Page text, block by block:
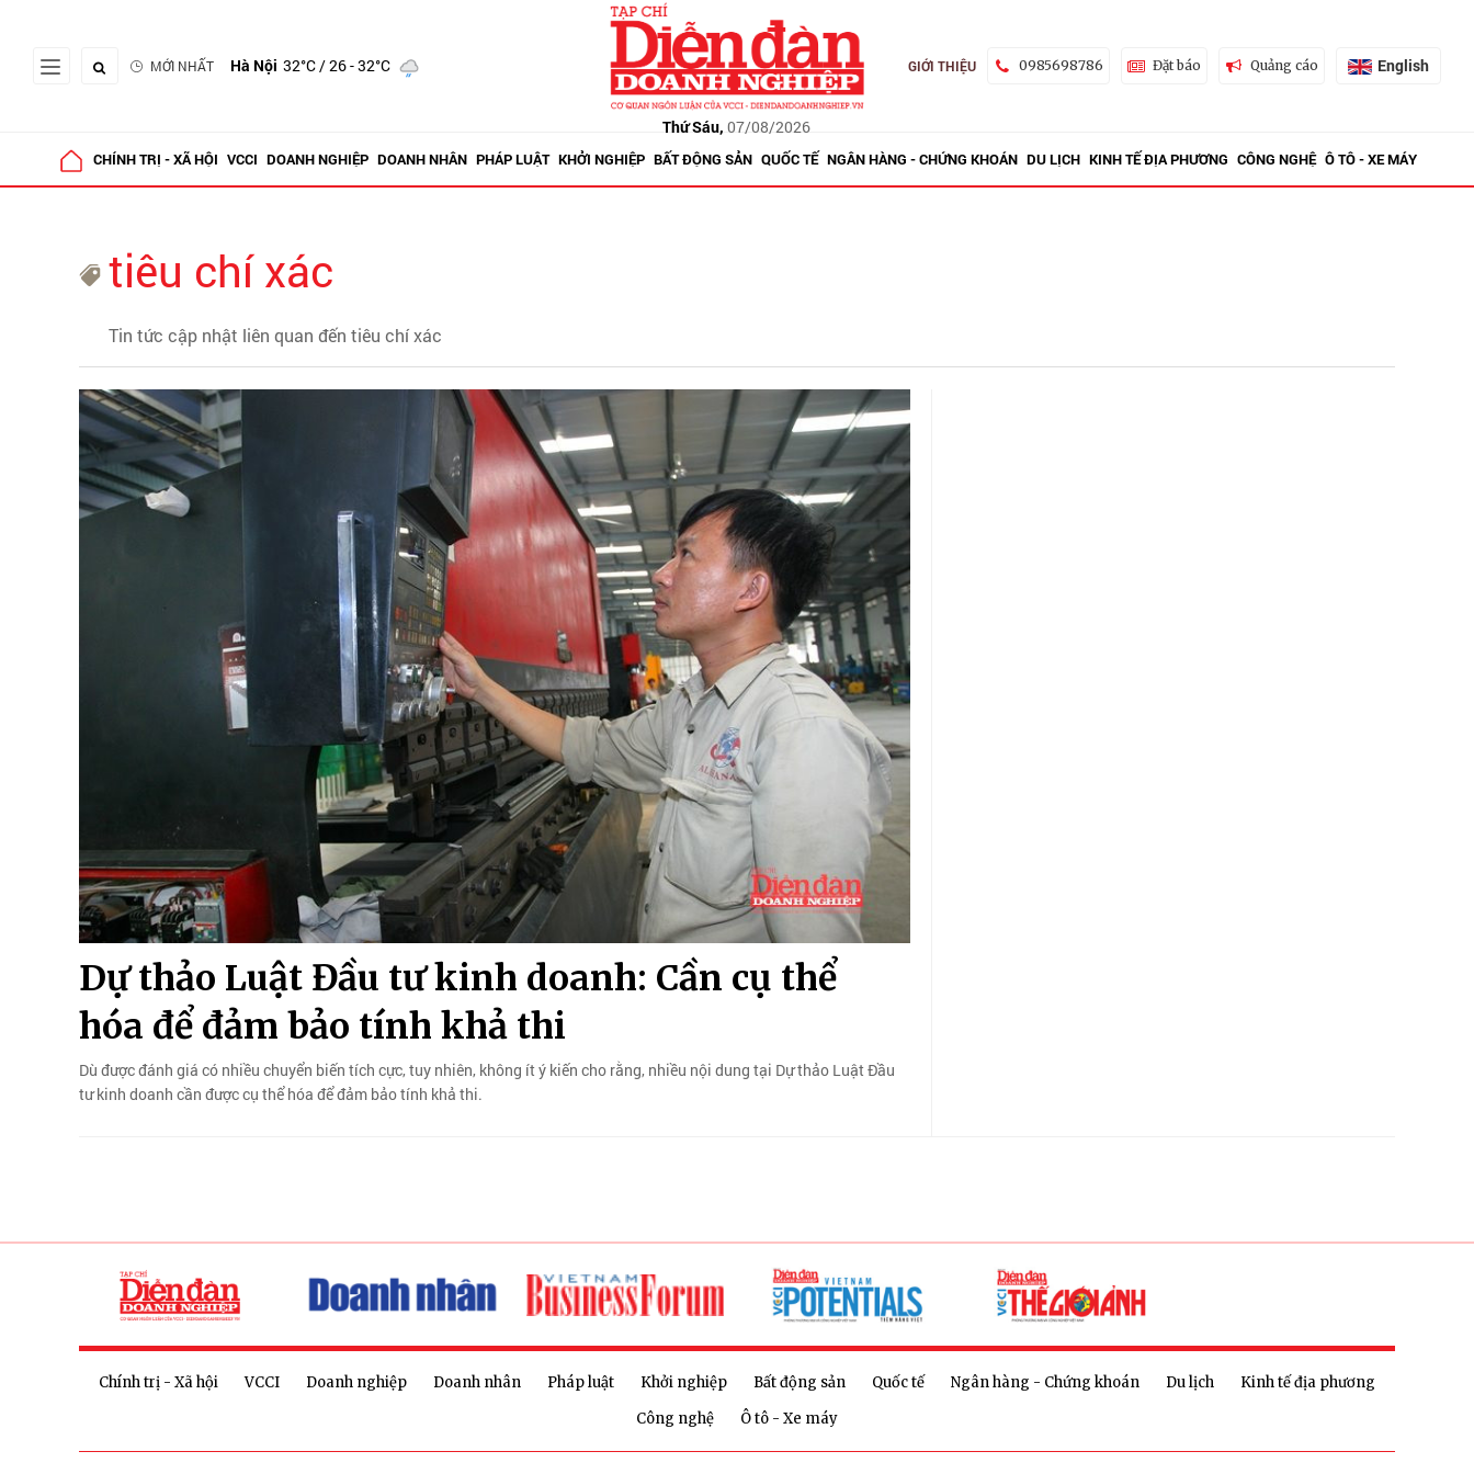
MỚI NHẤT Hà Nội 32°C/ 26 - 32°C
Thứ Sáu, 07/08/2026
GIỚI THIỆU 0985698786 Đặt báo Quảng cáo English
CHÍNH TRỊ - XÃ HỘI VCCI DOANH NGHIỆP DOANH NHÂN PHÁP LUẬT KHỞI NGHIỆP BẤT ĐỘNG SẢN QUỐC TẾ NGÂN HÀNG - CHỨNG KHOÁN DU LỊCH KINH TẾ ĐỊA PHƯƠNG CÔNG NGHỆ Ô TÔ - XE MÁY
tiêu chí xác
Tin tức cập nhật liên quan đến tiêu chí xác
Dự thảo Luật Đầu tư kinh doanh: Cần cụ thể
hóa để đảm bảo tính khả thi
Dù được đánh giá có nhiều chuyển biến tích cực, tuy nhiên, không ít ý kiến cho rằng, nhiều nội dung tại Dự thảo Luật Đầu
tư kinh doanh cần được cụ thể hóa để đảm bảo tính khả thi.
Chính trị - Xã hội VCCI Doanh nghiệp Doanh nhân Pháp luật Khởi nghiệp Bất động sản Quốc tế Ngân hàng - Chứng khoán Du lịch
Kinh tế địa phương
Công nghệ
Ô tô - Xe máy